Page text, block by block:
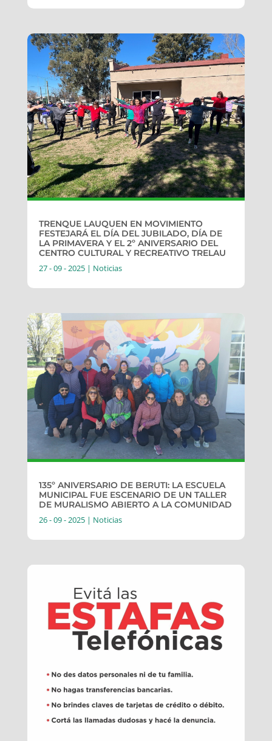
TRENQUE LAUQUEN EN MOVIMIENTO
FESTEJARÁ EL DÍA DEL JUBILADO, DÍA DE
LA PRIMAVERA Y EL 2º ANIVERSARIO DEL
CENTRO CULTURAL Y RECREATIVO TRELAU
27 - 09 - 2025| Noticias
135º ANIVERSARIO DE BERUTI: LA ESCUELA
MUNICIPAL FUE ESCENARIO DE UN TALLER
DE MURALISMO ABIERTO A LA COMUNIDAD
26 - 09 - 2025| Noticias